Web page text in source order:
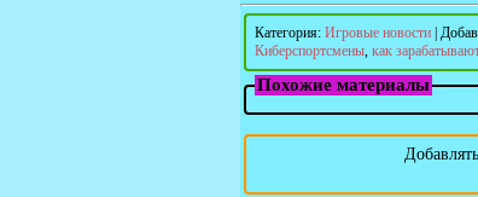
Категория: Игровые новости
Киберспортсмены, как
Похожие материалы